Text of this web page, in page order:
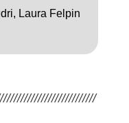
Laura Felpin